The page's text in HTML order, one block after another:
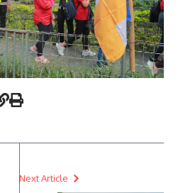
Next Article